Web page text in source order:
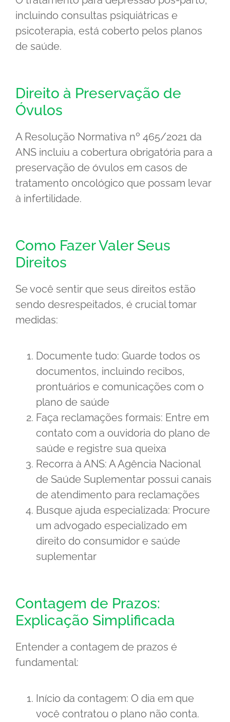
incluindo consultas psiquiátricas e
psicoterapia, está coberto pelos planos
de saúde.
Direito à Preservação de
Óvulos
A Resolução Normativa nº 465/2021 da
ANS incluiu a cobertura obrigatória para a
preservação de óvulos em casos de
tratamento oncológico que possam levar
à infertilidade.
Como Fazer Valer Seus
Direitos
Se você sentir que seus direitos estão
sendo desrespeitados, é crucial tomar
medidas:
Documente tudo: Guarde todos os
documentos, incluindo recibos,
prontuários e comunicações com o
plano de saúde
Faça reclamações formais: Entre em
contato com a ouvidoria do plano de
saúde e registre sua queixa
Recorra à ANS: A Agência Nacional
de Saúde Suplementar possui canais
de atendimento para reclamações
Busque ajuda especializada: Procure
um advogado especializado em
direito do consumidor e saúde
suplementar
Contagem de Prazos:
Explicação Simplificada
Entender a contagem de prazos é
fundamental:
Início da contagem: O dia em que
você contratou o plano não conta.